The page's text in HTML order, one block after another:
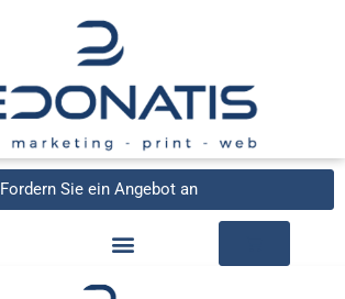
Fordern Sie ein Angebot an